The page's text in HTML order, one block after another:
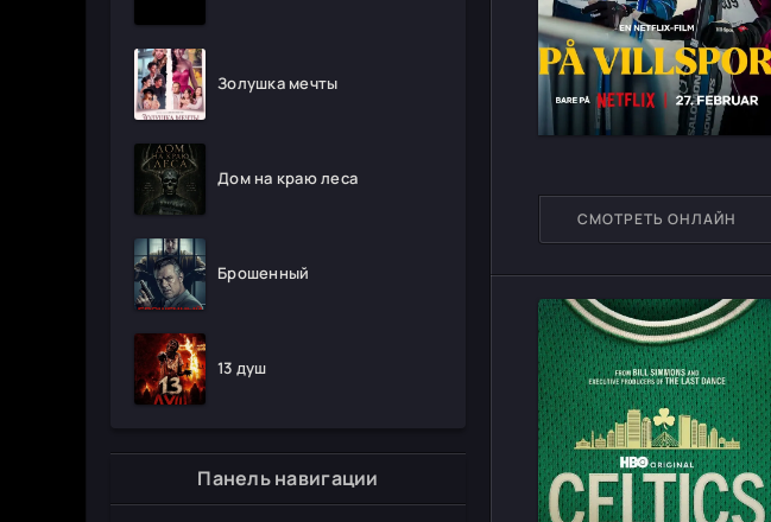
Золушка мечты
Дом на краю леса
Брошенный
13 душ
Панель навигации
СМОТРЕТЬ ОНЛАЙН